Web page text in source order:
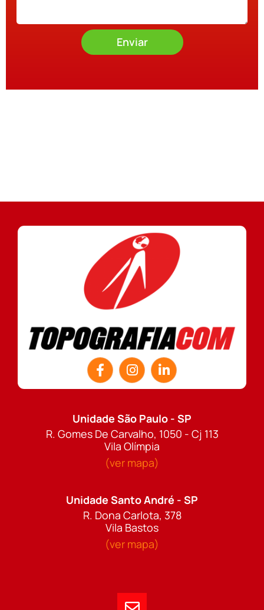
Enviar
Unidade São Paulo - SP
R. Gomes De Carvalho, 1050 - Cj 113
Vila Olímpia
(ver mapa)
Unidade Santo André - SP
R. Dona Carlota, 378
Vila Bastos
(ver mapa)